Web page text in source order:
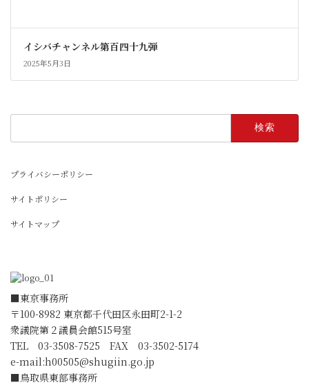
イシバチャンネル第百四十九弾
2025年5月3日
プライバシーポリシー
サイトポリシー
サイトマップ
■東京事務所
〒100-8982 東京都千代田区永田町2-1-2
衆議院第２議員会館515号室
TEL 03-3508-7525 FAX 03-3502-5174
e-mail:h00505@shugiin.go.jp
■鳥取県東部事務所